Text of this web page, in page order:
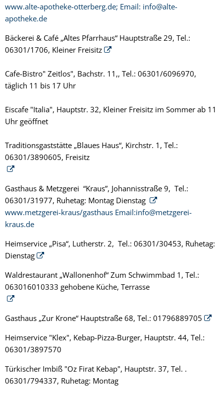
www.alte-apotheke-otterberg.de; Email: info@alte-
apotheke.de
Bäckerei & Café „Altes Pfarrhaus“ Hauptstraße 29, Tel.:
06301/1706, Kleiner Freisitz
Cafe-Bistro" Zeitlos", Bachstr. 11,, Tel.: 06301/6096970,
täglich 11 bis 17 Uhr
Eiscafe "Italia", Hauptstr. 32, Kleiner Freisitz im Sommer ab 11
Uhr geöffnet
Traditionsgaststätte „Blaues Haus“, Kirchstr. 1, Tel.:
06301/3890605, Freisitz
Gasthaus & Metzgerei “Kraus”, Johannisstraße 9, Tel.:
06301/31977, Ruhetag: Montag Dienstag
www.metzgerei-kraus/gasthaus Email:info@metzgerei-
kraus.de
Heimservice „Pisa“, Lutherstr. 2, Tel.: 06301/30453, Ruhetag:
Dienstag
Waldrestaurant „Wallonenhof“ Zum Schwimmbad 1, Tel.:
063016010333 gehobene Küche, Terrasse
Gasthaus „Zur Krone“ Hauptstraße 68, Tel.: 01796889705
Heimservice "Klex", Kebap-Pizza-Burger, Hauptstr. 44, Tel.:
06301/3897570
Türkischer Imbiß "Oz Firat Kebap", Hauptstr. 37, Tel. .
06301/794337, Ruhetag: Montag